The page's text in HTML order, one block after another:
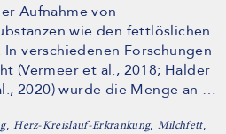
Aufnahme von
wie den fettlöslichen
verschiedenen Forschungen
(Vermeer et al., 2018; Halder
2020) wurde die Menge an …
,Herz-Kreislauf-Erkrankung, Milchfett,